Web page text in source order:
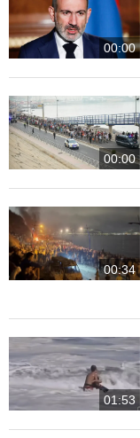
00:00
00:00
00:34
01:53